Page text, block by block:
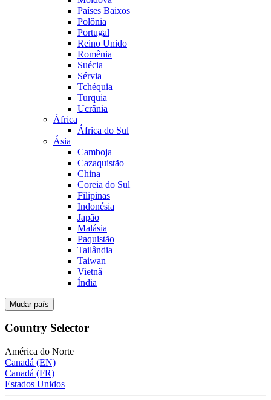
Países Baixos
Polônia
Portugal
Reino Unido
Romênia
Suécia
Sérvia
Tchéquia
Turquia
Ucrânia
África
África do Sul
Ásia
Camboja
Cazaquistão
China
Coreia do Sul
Filipinas
Indonésia
Japão
Malásia
Paquistão
Tailândia
Taiwan
Vietnã
Índia
Mudar país
Country Selector
América do Norte
Canadá (EN)
Canadá (FR)
Estados Unidos